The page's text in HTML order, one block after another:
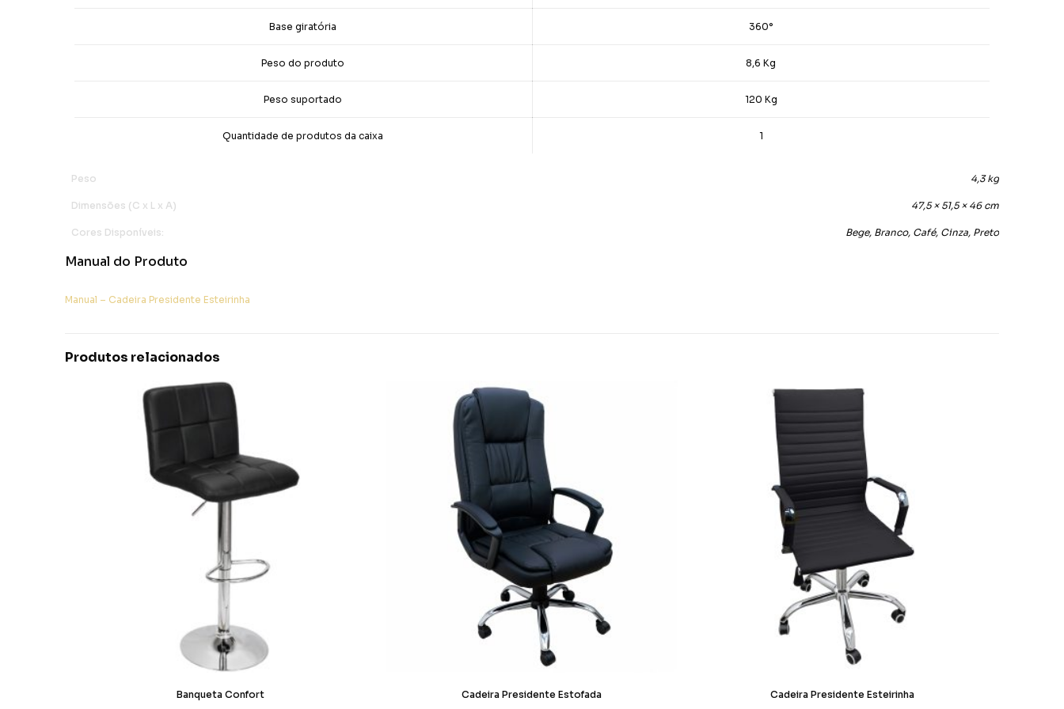
Base giratória 360°
Peso do produto 8,6 Kg
Peso suportado 120 Kg
Quantidade de produtos da caixa 1
Peso 4,3 kg
Dimensões (C x L x A) 47,5 × 51,5 × 46 cm
Cores Disponíveis: Bege, Branco, Café, Cinza, Preto
Manual do Produto
Manual – Cadeira Presidente Esteirinha
Produtos relacionados
Banqueta Confort Cadeira Presidente Estofada Cadeira Presidente Esteirinha